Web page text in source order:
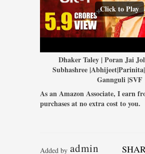
Click to Play
Dhaker Taley | Poran Jai
Subhashree
Gannguli |SVF
As an Amazon Associate, I earn
purchases at no extra cost to you.
Added by admin